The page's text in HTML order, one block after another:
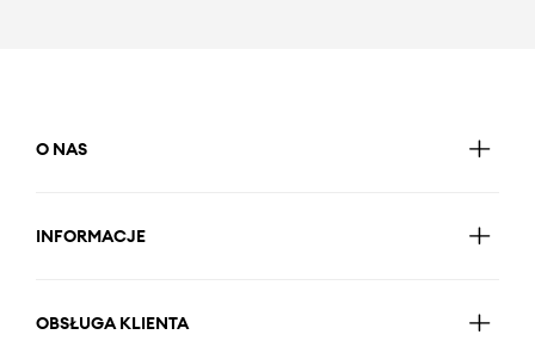
O NAS
INFORMACJE
OBSŁUGA KLIENTA